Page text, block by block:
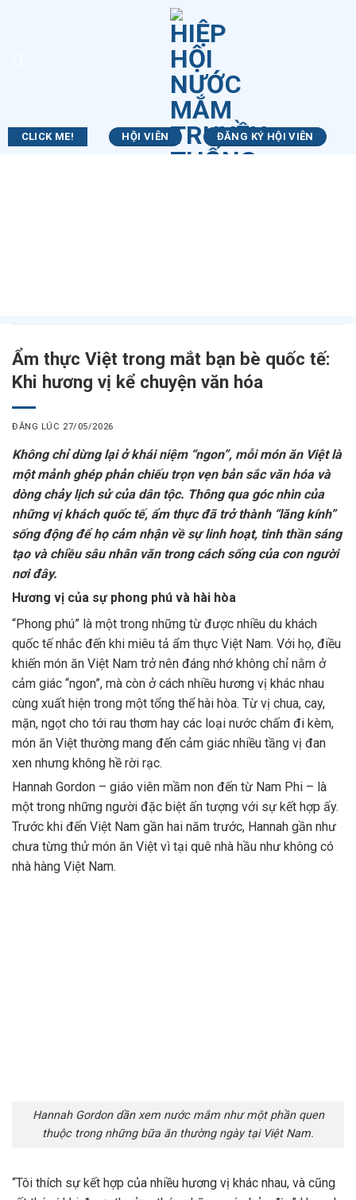
CLICK ME! HỘI VIÊN ĐĂNG KÝ HỘI VIÊN
Ẩm thực Việt trong mắt bạn bè quốc tế:
Khi hương vị kể chuyện văn hóa
ĐĂNG LÚC 27/05/2026
Không chỉ dừng lại ở khái niệm “ngon”, mỗi món ăn Việt là
một mảnh ghép phản chiếu trọn vẹn bản sắc văn hóa và
dòng chảy lịch sử của dân tộc. Thông qua góc nhìn của
những vị khách quốc tế, ẩm thực đã trở thành “lăng kính”
sống động để họ cảm nhận về sự linh hoạt, tinh thần sáng
tạo và chiều sâu nhân văn trong cách sống của con người
nơi đây.
Hương vị của sự phong phú và hài hòa
“Phong phú” là một trong những từ được nhiều du khách
quốc tế nhắc đến khi miêu tả ẩm thực Việt Nam. Với họ, điều
khiến món ăn Việt Nam trở nên đáng nhớ không chỉ nằm ở
cảm giác “ngon”, mà còn ở cách nhiều hương vị khác nhau
cùng xuất hiện trong một tổng thể hài hòa. Từ vị chua, cay,
mặn, ngọt cho tới rau thơm hay các loại nước chấm đi kèm,
món ăn Việt thường mang đến cảm giác nhiều tầng vị đan
xen nhưng không hề rời rạc.
Hannah Gordon – giáo viên mầm non đến từ Nam Phi – là
một trong những người đặc biệt ấn tượng với sự kết hợp ấy.
Trước khi đến Việt Nam gần hai năm trước, Hannah gần như
chưa từng thử món ăn Việt vì tại quê nhà hầu như không có
nhà hàng Việt Nam.
Hannah Gordon dần xem nước mắm như một phần quen
thuộc trong những bữa ăn thường ngày tại Việt Nam.
“Tôi thích sự kết hợp của nhiều hương vị khác nhau, và cũng